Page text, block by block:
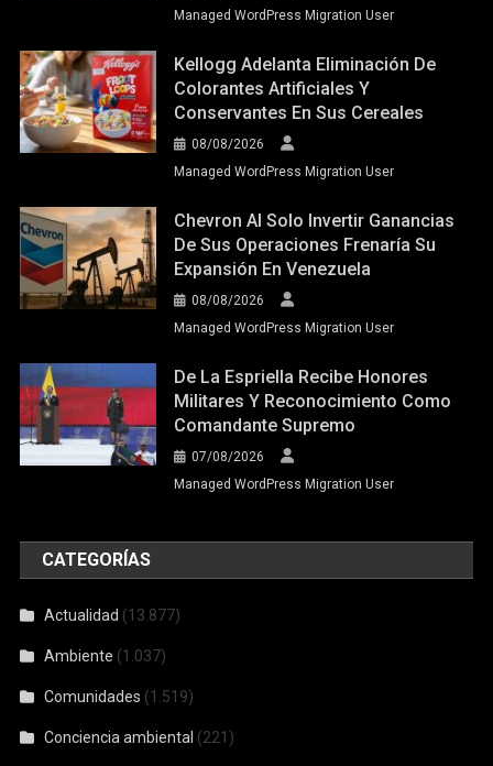
Managed WordPress Migration User
Kellogg Adelanta Eliminación De
Colorantes Artificiales Y
Conservantes En Sus Cereales
08/08/2026
Managed WordPress Migration User
Chevron Al Solo Invertir Ganancias
De Sus Operaciones Frenaría Su
Expansión En Venezuela
08/08/2026
Managed WordPress Migration User
De La Espriella Recibe Honores
Militares Y Reconocimiento Como
Comandante Supremo
07/08/2026
Managed WordPress Migration User
CATEGORÍAS
Actualidad (13.877)
Ambiente (1.037)
Comunidades (1.519)
Conciencia ambiental (221)